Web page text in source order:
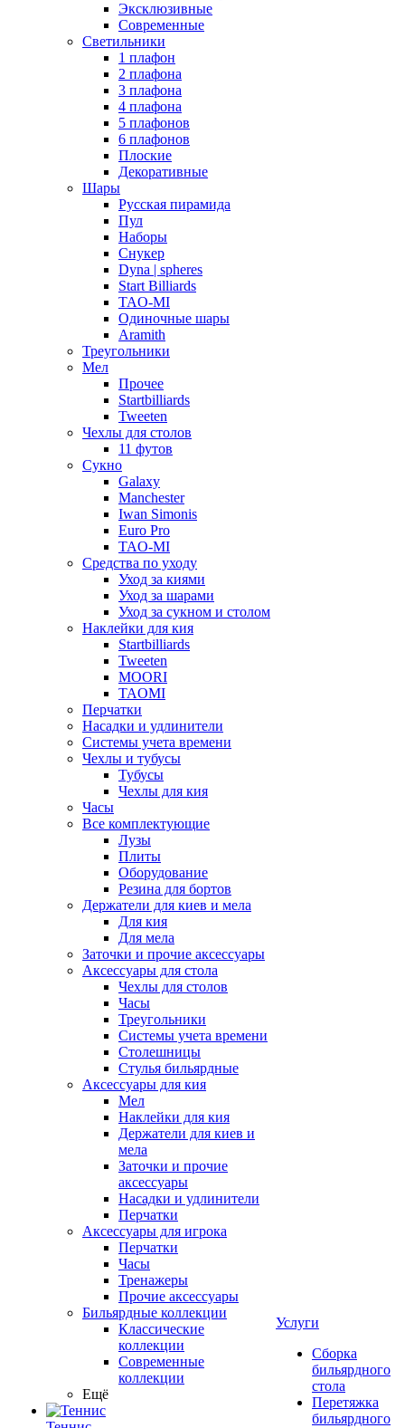
Эксклюзивные
Современные
Светильники
1 плафон
2 плафона
3 плафона
4 плафона
5 плафонов
6 плафонов
Плоские
Декоративные
Шары
Русская пирамида
Пул
Наборы
Снукер
Dyna | spheres
Start Billiards
TAO-MI
Одиночные шары
Aramith
Треугольники
Мел
Прочее
Startbilliards
Tweeten
Чехлы для столов
11 футов
Сукно
Galaxy
Manchester
Iwan Simonis
Euro Pro
TAO-MI
Средства по уходу
Уход за киями
Уход за шарами
Уход за сукном и столом
Наклейки для кия
Startbilliards
Tweeten
MOORI
TAOMI
Перчатки
Насадки и удлинители
Системы учета времени
Чехлы и тубусы
Тубусы
Чехлы для кия
Часы
Все комплектующие
Лузы
Плиты
Оборудование
Резина для бортов
Держатели для киев и мела
Для кия
Для мела
Заточки и прочие аксессуары
Аксессуары для стола
Чехлы для столов
Часы
Треугольники
Системы учета времени
Столешницы
Стулья бильярдные
Аксессуары для кия
Мел
Наклейки для кия
Держатели для киев и
мела
Заточки и прочие
аксессуары
Насадки и удлинители
Перчатки
Аксессуары для игрока
Перчатки
Часы
Тренажеры
Прочие аксессуары
Бильярдные коллекции
Классические
коллекции
Современные
коллекции
Ещё
Услуги
Сборка
бильярдного
стола
Перетяжка
бильярдного